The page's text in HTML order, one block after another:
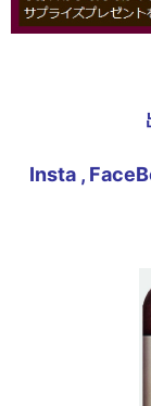
Insta ,